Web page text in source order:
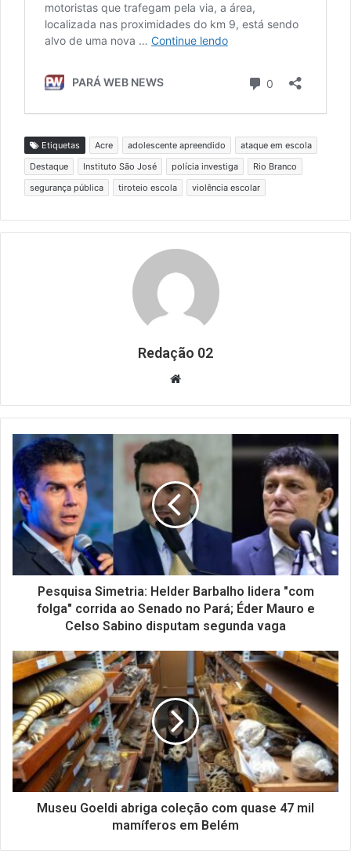
Etiquetas Acre adolescente apreendido
ataque em escola
Destaque
Instituto São José polícia investiga
Rio Branco
segurança pública
tiroteio escola violência escolar
Redação 02
Website
Pesquisa Simetria: Helder Barbalho lidera "com
folga" corrida ao Senado no Pará; Éder Mauro e
Celso Sabino disputam segunda vaga
Museu Goeldi abriga coleção com quase 47 mil
mamíferos em Belém